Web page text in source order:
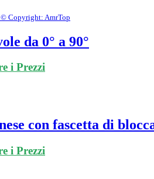
Copyright: AmrTop
da 0° a 90°
i Prezzi
con fascetta di
i Prezzi